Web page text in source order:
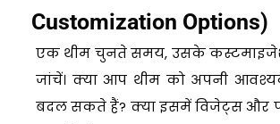
Customization Options)
एक थीम चुनते समय, उसके
जांचें। क्या आप थीम को अपनी
बदल सकते हैं? क्या इसमें विजेट्स और